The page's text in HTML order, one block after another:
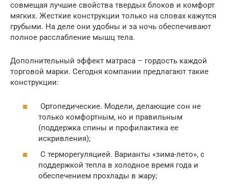
совмещая лучшие свойства твердых блоков и комфорт
мягких. Жесткие конструкции только на словах кажутся
грубыми. На деле они удобны и за ночь обеспечивают
полное расслабление мышц тела.
Дополнительный эффект матраса – гордость каждой
торговой марки. Сегодня компании предлагают такие
конструкции:
Ортопедические. Модели, делающие сон не
только комфортным, но и правильным
(поддержка спины и профилактика ее
искривления);
С терморегуляцией. Варианты «зима-лето», с
поддержкой тепла в холодное время года и
обеспечением прохлады в жару;